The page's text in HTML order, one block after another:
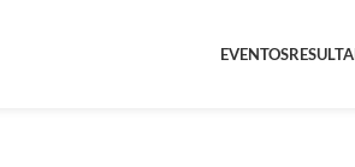
EVENTOS